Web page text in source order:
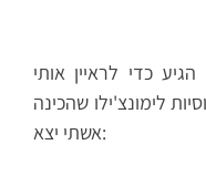
כדי לראיין אותי
לימונצ'ילו שהכינה
אשתי יצא: